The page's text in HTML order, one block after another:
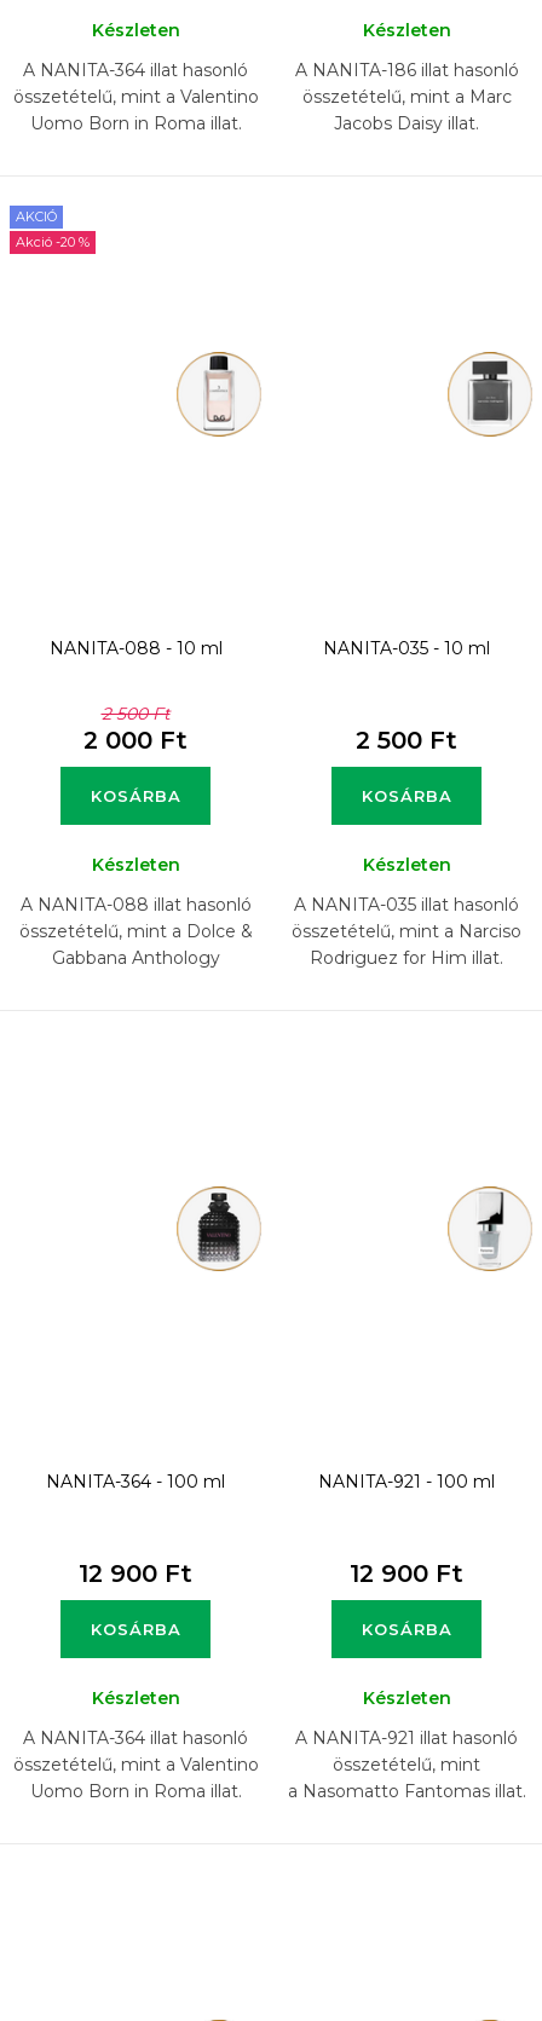
Készleten
A NANITA-364 illat hasonló
összetételű, mint a Valentino
Uomo Born in Roma illat.
Készleten
A NANITA-186 illat hasonló
összetételű, mint a Marc
Jacobs Daisy illat.
AKCIÓ
-20 %
NANITA-088 - 10 ml
2 500 Ft
2 000 Ft
KOSÁRBA
Készleten
A NANITA-088 illat hasonló
összetételű, mint a Dolce &
Gabbana Anthology
NANITA-035 - 10 ml
2 500 Ft
KOSÁRBA
Készleten
A NANITA-035 illat hasonló
összetételű, mint a Narciso
Rodriguez for Him illat.
NANITA-364 - 100 ml
12 900 Ft
KOSÁRBA
Készleten
A NANITA-364 illat hasonló
összetételű, mint a Valentino
Uomo Born in Roma illat.
NANITA-921 - 100 ml
12 900 Ft
KOSÁRBA
Készleten
A NANITA-921 illat hasonló
összetételű, mint
a Nasomatto Fantomas illat.